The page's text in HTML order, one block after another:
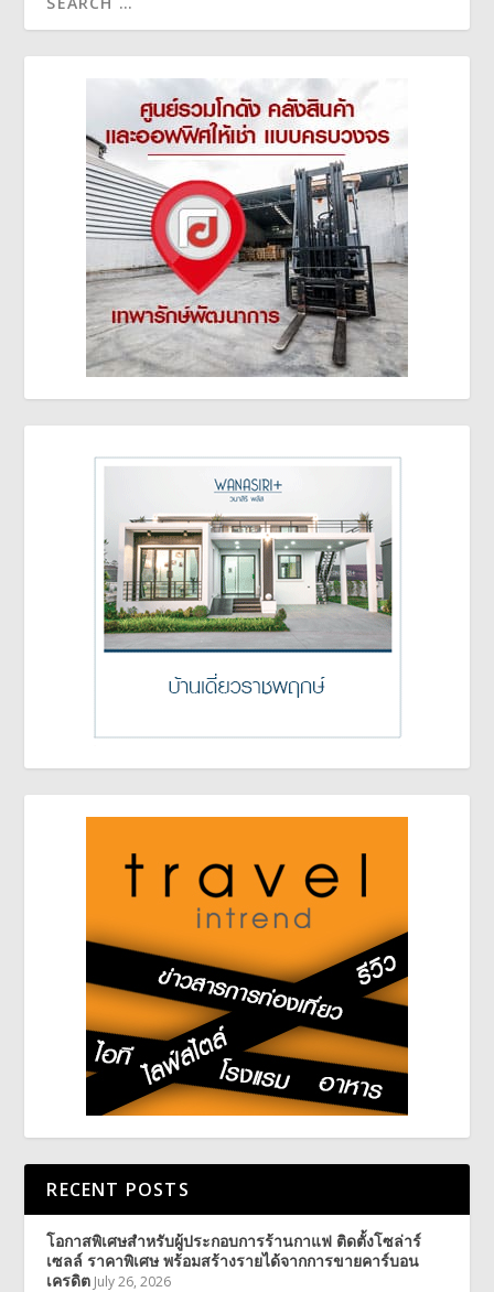
RECENT POSTS
โอกาสพิเศษสำหรับผู้ประกอบการร้านกาแฟ ติดตั้งโซล่าร์
เซลล์ ราคาพิเศษ พร้อมสร้างรายได้จากการขายคาร์บอน
เครดิต July 26, 2026